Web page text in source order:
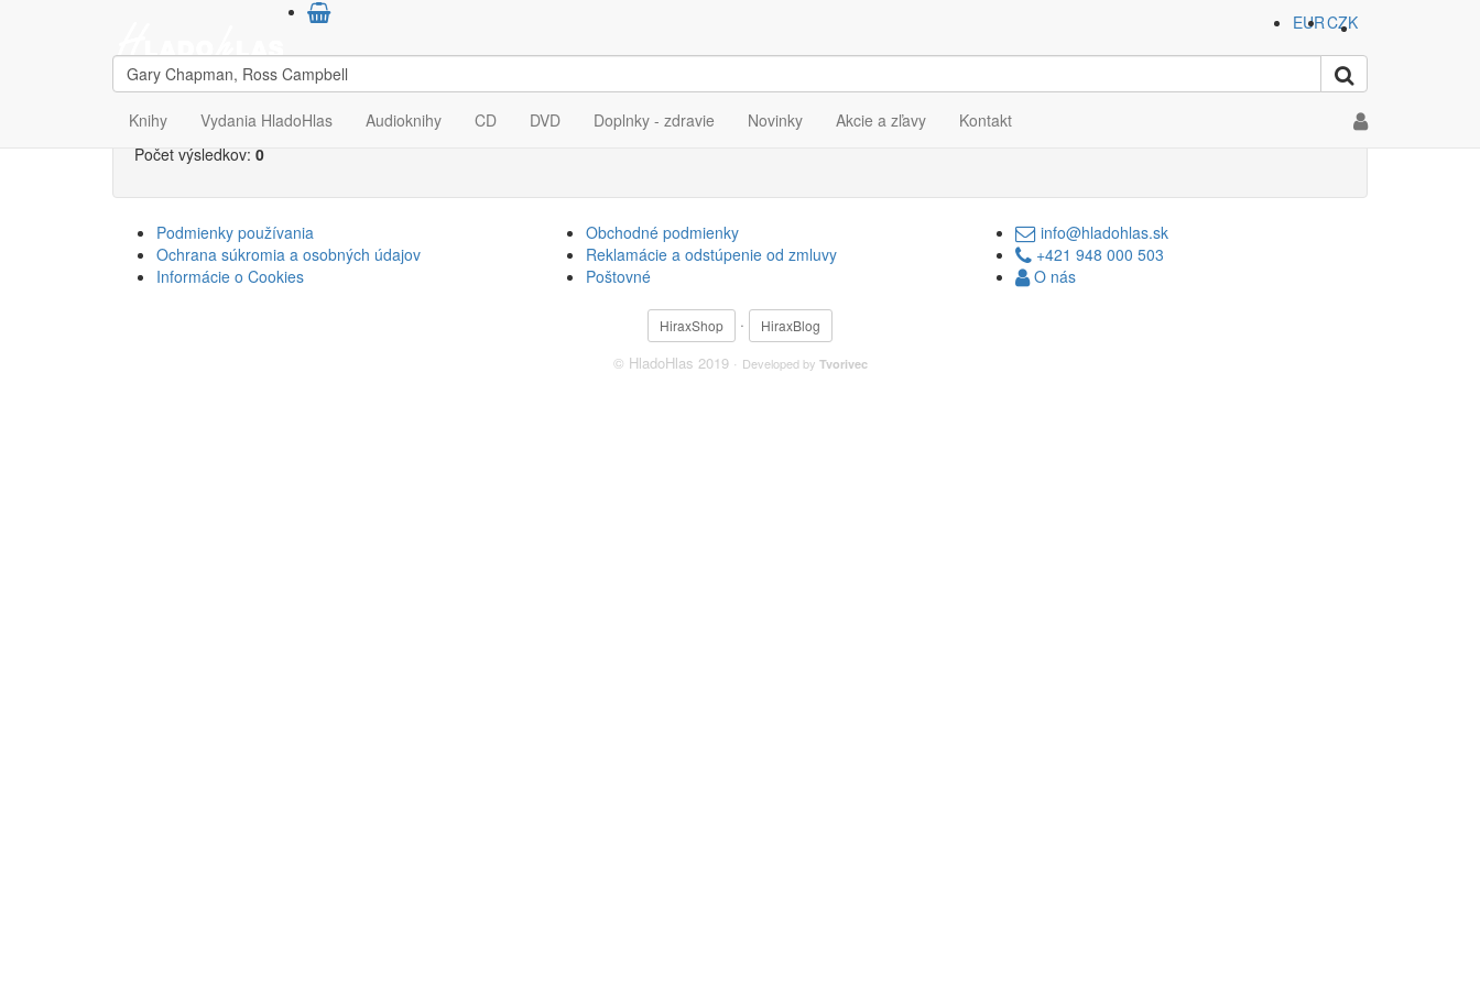
EURCZK
Knihy Vydania HladoHlas Audioknihy CD DVD Doplnky - zdravie Novinky Akcie a zľavy Kontakt
Výsledky vyhľadávania pre výraz"Gary Chapman, Ross
Campbell"
Počet výsledkov: 0
Podmienky používania
Ochrana súkromia a osobných údajov
Informácie o Cookies
Obchodné podmienky
Reklamácie a odstúpenie od zmluvy
Poštovné
info@hladohlas.sk
+421 948 000 503
O nás
HiraxShop · HiraxBlog
© HladoHlas 2019 · Developed by Tvorivec